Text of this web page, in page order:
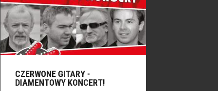
CZERWONE GITARY -
DIAMENTOWY KONCERT!